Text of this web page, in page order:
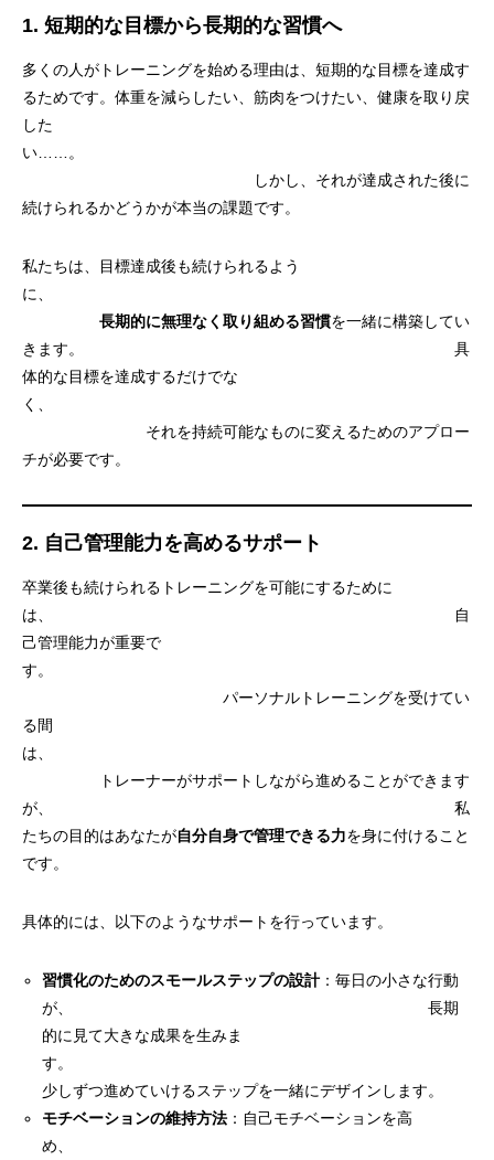
1. 短期的な目標から長期的な習慣へ
多くの人がトレーニングを始める理由は、短期的な目標を達成す
るためです。体重を減らしたい、筋肉をつけたい、健康を取り戻
した
い……。
しかし、それが達成された後に
続けられるかどうかが本当の課題です。
私たちは、目標達成後も続けられるよう
に、
長期的に無理なく取り組める習慣を一緒に構築してい
きます。 具
体的な目標を達成するだけでな
く、
それを持続可能なものに変えるためのアプロー
チが必要です。
2. 自己管理能力を高めるサポート
卒業後も続けられるトレーニングを可能にするために
は、 自
己管理能力が重要で
す。
パーソナルトレーニングを受けてい
る間
は、
トレーナーがサポートしながら進めることができます
が、 私
たちの目的はあなたが自分自身で管理できる力を身に付けること
です。
具体的には、以下のようなサポートを行っています。
習慣化のためのスモールステップの設計：毎日の小さな行動
が、 長期
的に見て大きな成果を生みま
す
少しずつ進めていけるステップを一緒にデザインします。
モチベーションの維持方法 ：自己モチベーションを高
め、